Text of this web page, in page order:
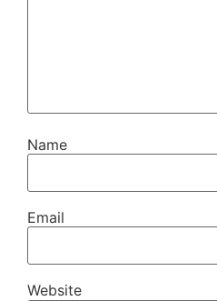
Name
Email
Website